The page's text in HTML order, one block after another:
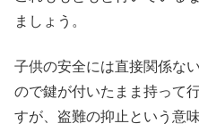
ましょう。
子供の安全には直接関係な
ので鍵が付いたまま持って
すが、盗難の抑止という意